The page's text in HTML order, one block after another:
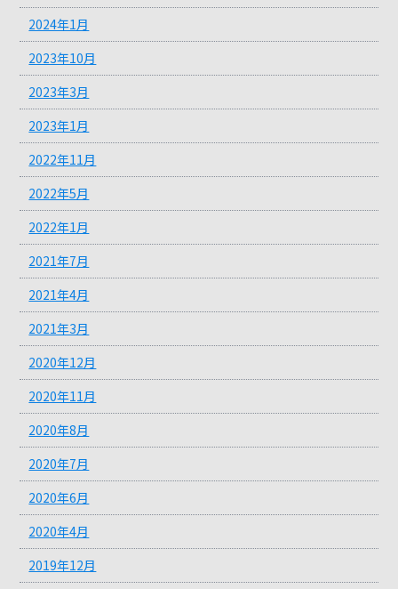
2024年1月
2023年10月
2023年3月
2023年1月
2022年11月
2022年5月
2022年1月
2021年7月
2021年4月
2021年3月
2020年12月
2020年11月
2020年8月
2020年7月
2020年6月
2020年4月
2019年12月